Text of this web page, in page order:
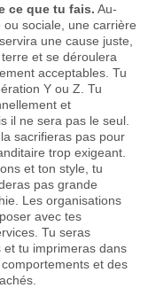
ce que tu fais. Au-
sociale, une carrière
une cause juste,
et se déroulera
acceptables. Tu
Y ou Z. Tu
et
il ne sera pas le seul.
sacrifieras pas pour
trop exigeant.
et ton style, tu
pas grande
Les organisations
avec tes
Tu seras
tu imprimeras dans
et des